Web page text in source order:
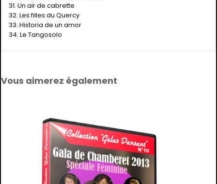
31. Un air de cabrette
32. Les filles du Quercy
33. Historia de un amor
34. Le Tangosolo
Vous aimerez également